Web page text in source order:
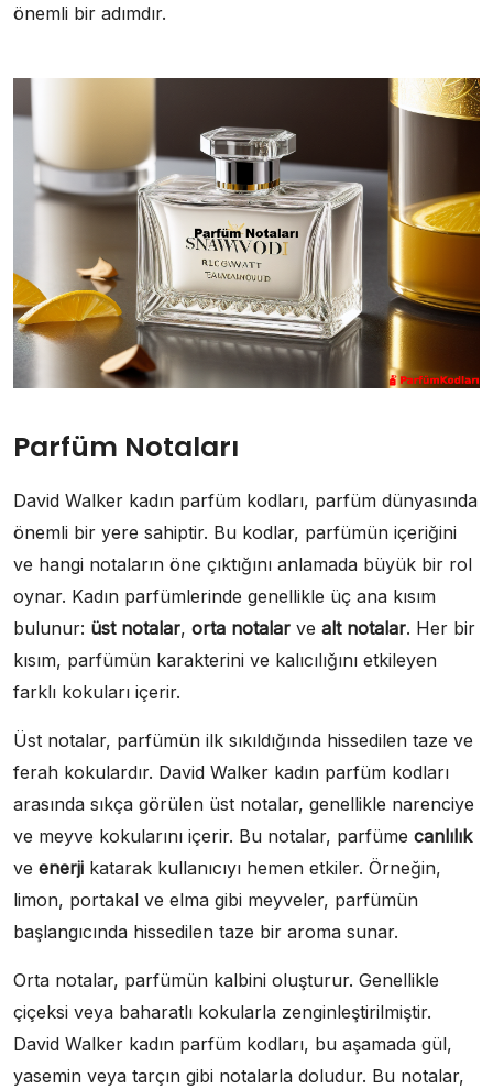
önemli bir adımdır.
Parfüm Notaları
David Walker kadın parfüm kodları, parfüm dünyasında
önemli bir yere sahiptir. Bu kodlar, parfümün içeriğini
ve hangi notaların öne çıktığını anlamada büyük bir rol
oynar. Kadın parfümlerinde genellikle üç ana kısım
bulunur: üst notalar, orta notalar ve alt notalar. Her bir
kısım, parfümün karakterini ve kalıcılığını etkileyen
farklı kokuları içerir.
Üst notalar, parfümün ilk sıkıldığında hissedilen taze ve
ferah kokulardır. David Walker kadın parfüm kodları
arasında sıkça görülen üst notalar, genellikle narenciye
ve meyve kokularını içerir. Bu notalar, parfüme canlılık
ve enerji katarak kullanıcıyı hemen etkiler. Örneğin,
limon, portakal ve elma gibi meyveler, parfümün
başlangıcında hissedilen taze bir aroma sunar.
Orta notalar, parfümün kalbini oluşturur. Genellikle
çiçeksi veya baharatlı kokularla zenginleştirilmiştir.
David Walker kadın parfüm kodları, bu aşamada gül,
yasemin veya tarçın gibi notalarla doludur. Bu notalar,